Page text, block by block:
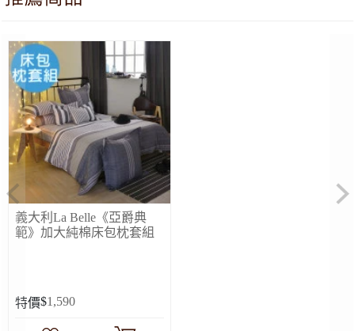
義大利La Belle《亞爵典
範》加大純棉床包枕套組
特價$1,590
Previous